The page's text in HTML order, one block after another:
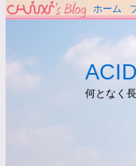
ホーム
何となく